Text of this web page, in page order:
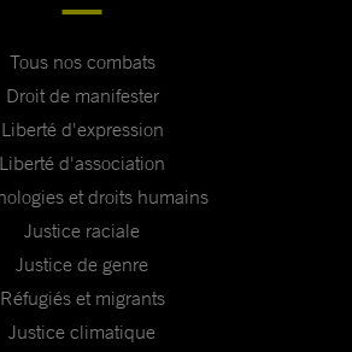
Tous nos combats
Droit de manifester
Liberté d'expression
Liberté d'association
et droits humains
Justice raciale
Justice de genre
Réfugiés et migrants
Justice climatique